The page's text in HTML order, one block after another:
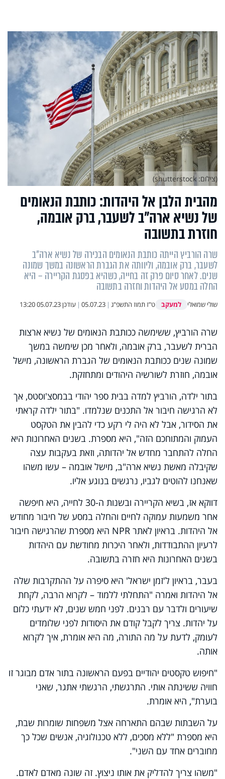
מהבית הלבן אל היהדות: כותבת הנאומים
של נשיא ארה"ב לשעבר, ברק אובמה,
חוזרת בתשובה
שרה הורביץ הייתה כותבת הנאומים הבכירה של נשיא ארה"ב
לשעבר, ברק אובמה, וליוותה את הגברת הראשונה במשך שמונה
שנים. לאחר סיום פרק זה בחייה, כשהיא בפסגת הקריירה – היא
החלה במסע אל היהדות וחזרה בתשובה
שולי שמואלי למעקב ט"ז תמוז התשפ"ג |
05.07.23
| עודכן05.07.23 13:20
(צילום: shutterstock)
שרה הורביץ, ששימשה ככותבת הנאומים של נשיא ארצות
הברית לשעבר, ברק אובמה, ולאחר מכן שימשה במשך
שמונה שנים ככותבת הנאומים של הגברת הראשונה, מישל
אובמה, חוזרת לשורשיה היהודים ומתחזקת.
בתור ילדה, הורביץ למדה בבית ספר יהודי בבמסצ'וסטס, אך
לא הרגישה חיבור אל התכנים שנלמדו. "בתור ילדה קראתי
את הסידור, אבל לא היה לי רקע כדי להבין את הטקסט
העמוק והמתוחכם הזה", היא מספרת. בשנים האחרונות היא
החלה להתחבר מחדש אל יהדותה, וזאת בעקבות עצה
שקיבלה מאשת נשיא ארה"ב, מישל אובמה – עשו משהו
שאנחנו להוטים לגביו, נרגשים בנוגע אליו.
דווקא אז, בשיא הקריירה ובשנות ה-30 לחייה, היא חיפשה
אחר משמעות עמוקה לחיים והחלה במסע של חיבור מחודש
אל היהדות. בראיון לאתר NPR היא מספרת שהרגישה חיבור
לרעיון ההתבודדות, ולאחר היכרות מחודשת עם היהדות
בשנים האחרונות היא חזרה בתשובה.
בעבר, בראיון ל'זמן ישראל' היא סיפרה על ההתקרבות שלה
אל היהדות ואמרה "התחלתי ללמוד – לקרוא הרבה, לקחת
שיעורים ולדבר עם רבנים. לפני חמש שנים, לא ידעתי כלום
על יהדות. צריך לקבל קודם את היסודות לפני שלומדים
לעומק, לדעת על מה התורה, מה היא אומרת, איך לקרוא
אותה.
"חיפוש טקסטים יהודיים בפעם הראשונה בתור אדם מבוגר זו
חוויה ששינתה אותי. התרגשתי, הרגשתי אתגר, שאני
בוערת", היא אומרת.
על השבתות שבהם התארחה אצל משפחות שומרות שבת,
היא מספרת "ללא מסכים, ללא טכנולוגיה, אנשים שכל כך
מחוברים אחד עם השני".
"משהו צריך להדליק את אותו ניצוץ. זה שונה מאדם לאדם.